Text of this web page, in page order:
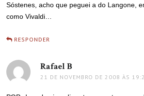
Sóstenes, acho que peguei a do Langone,
como Vivaldi…
RESPONDER
Rafael B
21 DE NOVEMBRO DE 2008 ÀS